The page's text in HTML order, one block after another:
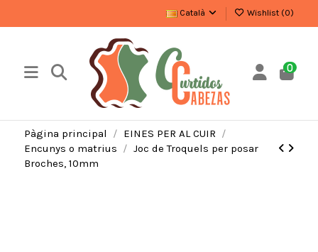
Català Wishlist (0)
0
Pàgina principal
EINES PER AL CUIR
Encunys o matrius
Joc de Troquels per posar
Broches, 10mm